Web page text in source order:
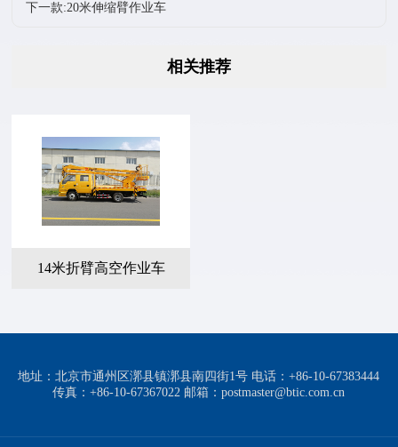
下一款:20米伸缩臂作业车
相关推荐
14米折臂高空作业车
地址：北京市通州区漷县镇漷县南四街1号 电话：+86-10-67383444
传真：+86-10-67367022 邮箱：postmaster@btic.com.cn